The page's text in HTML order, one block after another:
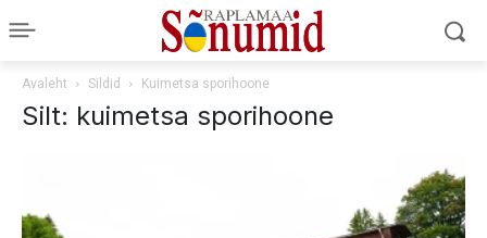
Avaleht Sildid Kuimetsa sporihoone
Silt: kuimetsa sporihoone